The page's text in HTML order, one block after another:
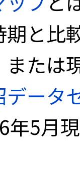
と比
たは
ータ
年5月